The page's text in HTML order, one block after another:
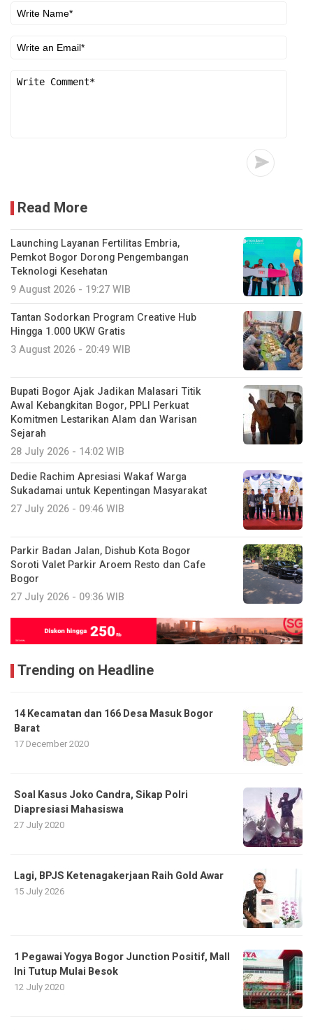
Read More
Launching Layanan Fertilitas Embria,
Pemkot Bogor Dorong Pengembangan
Teknologi Kesehatan
9 August 2026 - 19:27 WIB
Tantan Sodorkan Program Creative Hub
Hingga 1.000 UKW Gratis
3 August 2026 - 20:49 WIB
Bupati Bogor Ajak Jadikan Malasari Titik
Awal Kebangkitan Bogor, PPLI Perkuat
Komitmen Lestarikan Alam dan Warisan
Sejarah
28 July 2026 - 14:02 WIB
Dedie Rachim Apresiasi Wakaf Warga
Sukadamai untuk Kepentingan Masyarakat
27 July 2026 - 09:46 WIB
Parkir Badan Jalan, Dishub Kota Bogor
Soroti Valet Parkir Aroem Resto dan Cafe
Bogor
27 July 2026 - 09:36 WIB
Trending on Headline
14 Kecamatan dan 166 Desa Masuk Bogor
Barat
17 December 2020
Soal Kasus Joko Candra, Sikap Polri
Diapresiasi Mahasiswa
27 July 2020
Lagi, BPJS Ketenagakerjaan Raih Gold Awar
15 July 2026
1 Pegawai Yogya Bogor Junction Positif, Mall
Ini Tutup Mulai Besok
12 July 2020